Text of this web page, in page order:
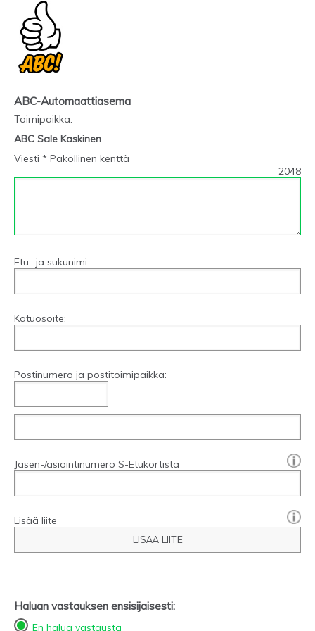
ABC-Automaattiasema
Toimipaikka:
ABC Sale Kaskinen
Viesti * Pakollinen kenttä
2048
Etu- ja sukunimi:
Katuosoite:
Postinumero ja postitoimipaikka:
Jäsen-/asiointinumero S-Etukortista
Lisää liite
LISÄÄ LIITE
Haluan vastauksen ensisijaisesti:
En halua vastausta